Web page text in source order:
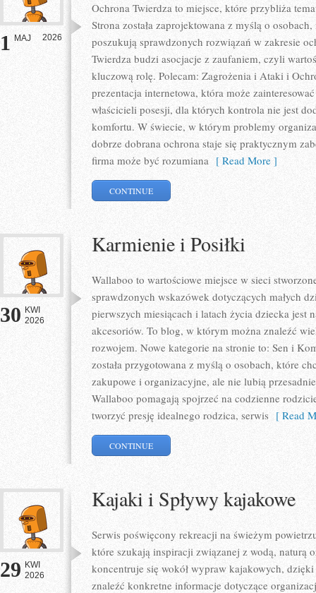
1 MAJ 2026
Ochrona Twierdza to miejsce, które przybliża
Strona została zaprojektowana z myślą o
poszukują sprawdzonych rozwiązań w zakresie
Twierdza budzi asocjacje z zaufaniem, czyli
kluczową rolę. Polecam: Zagrożenia i Ataki i
prezentacja internetowa, która może
właścicieli posesji, dla których kontrola nie jest
komfortu. W świecie, w którym problemy
dobrze dobrana ochrona staje się praktycznym
firma może być rozumiana [ Read More ]
CONTINUE
30 KWI
2026
Karmienie i Posiłki
Wallaboo to wartościowe miejsce w sieci
sprawdzonych wskazówek dotyczących małych
pierwszych miesiącach i latach życia dziecka jest
akcesoriów. To blog, w którym można znaleźć
rozwojem. Nowe kategorie na stronie to: Sen i
została przygotowana z myślą o osobach, które
zakupowe i organizacyjne, ale nie lubią
Wallaboo pomagają spojrzeć na codzienne
tworzyć presję idealnego rodzica, serwis [ Read
CONTINUE
29 KWI
2026
Kajaki i Spływy kajakowe
Serwis poświęcony rekreacji na świeżym
które szukają inspiracji związanej z wodą, naturą
koncentruje się wokół wypraw kajakowych,
znaleźć konkretne informacje dotyczące